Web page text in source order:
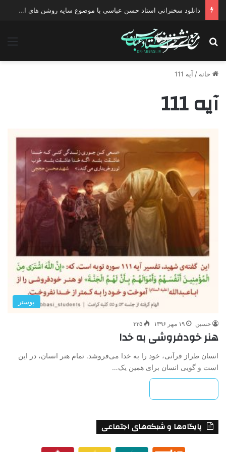
دانلود سخنرانی استاد حسن عباسی با موضوع سایه روشن های انتخاب یک نامزد اصلح
جستجو برای
خانه / آیه 111
آیه 111
پوستر
حسین ۱۹ مهر ۱۳۹۶ ۳۳۵
هنر خودفروشی به خدا
انسان طراز قرآنی، خود را به خدا می‌فروشد. تمام هنر انسان، در این
است و گویی انسان برای همین یک…
پایگاه‌ها و شبکه‌های اجتماعی